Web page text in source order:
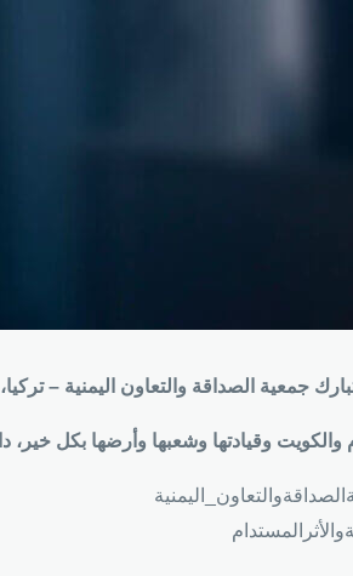
جمعية الصداقة والتعاون اليمنية –
وقيادتها وشعبها وأرضها بكل خير،